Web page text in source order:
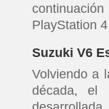
PlayStation
Suzuki V6
Volviendo a
década, el